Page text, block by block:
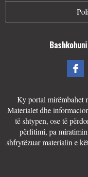
Ky portal mirëmbahet
Materialet dhe
të shtypen, ose të
përfitimi, pa
shfrytëzuar materialin e